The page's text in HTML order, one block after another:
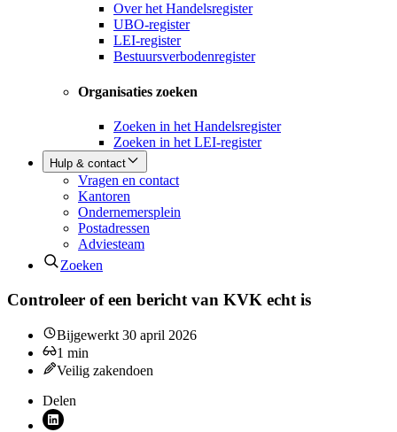
Over het Handelsregister
UBO-register
LEI-register
Bestuursverbodenregister
Organisaties zoeken
Zoeken in het Handelsregister
Zoeken in het LEI-register
Hulp & contact
Vragen en contact
Kantoren
Ondernemersplein
Postadressen
Adviesteam
Zoeken
Controleer of een bericht van KVK echt is
Bijgewerkt 30 april 2026
1 min
Veilig zakendoen
Delen
Deel via LinkedIn (opent nieuw venster)